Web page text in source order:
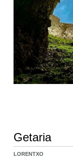
Getaria
LORENTXO